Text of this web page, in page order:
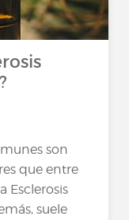
son
que entre
Esclerosis
suele